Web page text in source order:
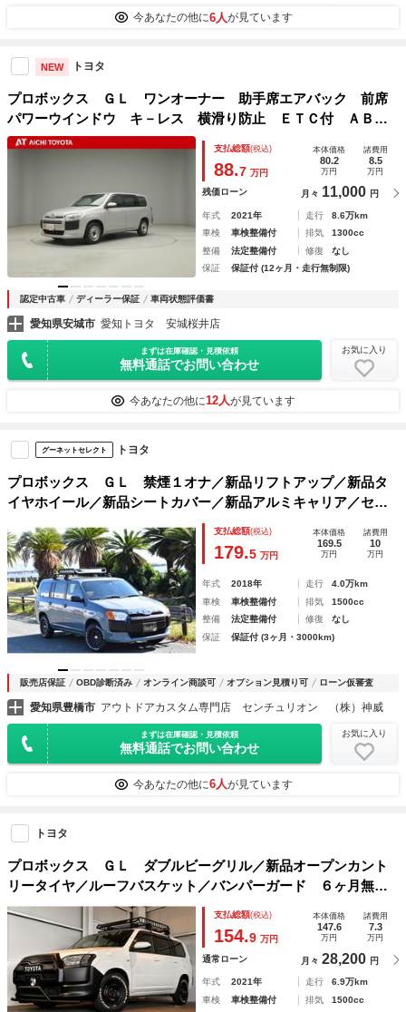
今あなたの他に6人が見ています
NEW トヨタ
プロボックス ＧＬ ワンオーナー 助手席エアバック 前席
パワーウインドウ キ－レス 横滑り防止 ＥＴＣ付 ＡＢＳ
付 パワーステアリング ＡＵＸ接続 エアバック 盗難防止
装置 エアコン レーダーブレーキ
支払総額(税込)
88.7 万円
本体価格
80.2
万円
諸費用
8.5
万円
残価ローン 月々 11,000 円
年式 2021年 走行
8.6万km
車検
車検整備付 排気
1300cc
整備
法定整備付 修復
なし
保証
保証付 (12ヶ月・走行無制限)
認定中古車 ディーラー保証 車両状態評価書
愛知県安城市 愛知トヨタ 安城桜井店
まずは在庫確認・見積依頼
無料通話でお問い合わせ
お気に入り
今あなたの他に12人が見ています
グーネットセレクト トヨタ
プロボックス ＧＬ 禁煙１オナ／新品リフトアップ／新品タ
イヤホイール／新品シートカバー／新品アルミキャリア／セー
フティーセンス／プリクラッシュ／レーンキープ／オートハイ
ビーム／ナビ／Ｂカメラ／ＥＴＣ／キーレス／電格ミラー
支払総額(税込)
179.5 万円
本体価格
169.5
万円
諸費用
10
万円
年式 2018年 走行
4.0万km
車検
車検整備付 排気
1500cc
整備
法定整備付 修復
なし
保証
保証付 (3ヶ月・3000km)
販売店保証 OBD診断済み オンライン商談可 オプション見積り可 ローン仮審査
愛知県豊橋市 アウトドアカスタム専門店 センチュリオン （株）神威
まずは在庫確認・見積依頼
無料通話でお問い合わせ
お気に入り
今あなたの他に6人が見ています
トヨタ
プロボックス ＧＬ ダブルビーグリル／新品オープンカント
リータイヤ／ルーフバスケット／バンパーガード ６ヶ月無償
保証・距離無制限保証 ＥＴＣ マットブラックペイント ル
ーフキャリア ルーフバスケット
支払総額(税込)
154.9 万円
本体価格
147.6
万円
諸費用
7.3
万円
通常ローン 月々 28,200 円
年式 2021年 走行
6.9万km
車検
車検整備付 排気 1500cc